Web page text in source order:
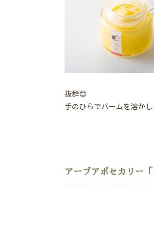
抜群😊
手のひらでバームを溶か
アーブアポセカリー